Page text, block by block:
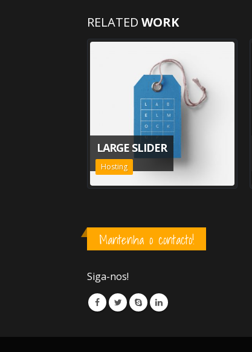
RELATEDWORK
LARGE SLIDER
Hosting
Mantenha o contacto!
Siga-nos!